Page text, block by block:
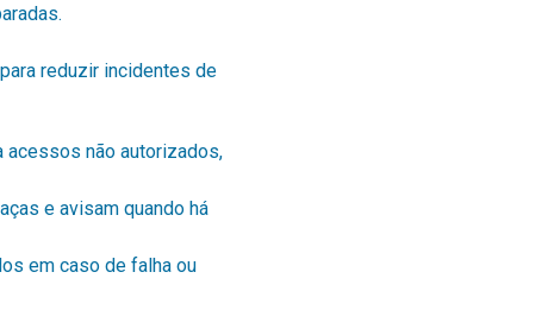
reduzir incidentes de
acessos não autorizados,
e avisam quando há
em caso de falha ou